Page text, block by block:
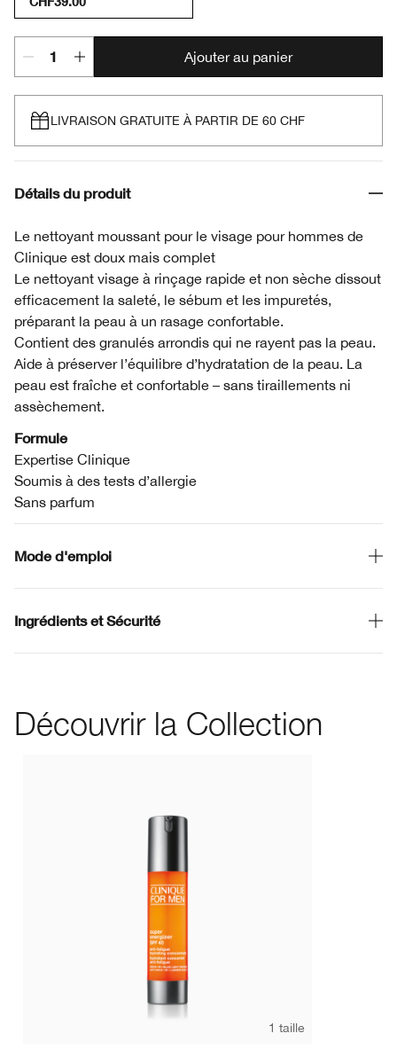
Ajouter au panier
LIVRAISON GRATUITE À PARTIR DE 60 CHF
Détails du produit
Le nettoyant moussant pour le visage pour hommes de
Clinique est doux mais complet
Le nettoyant visage à rinçage rapide et non sèche dissout
efficacement la saleté, le sébum et les impuretés,
préparant la peau à un rasage confortable.
Contient des granulés arrondis qui ne rayent pas la peau.
Aide à préserver l’équilibre d’hydratation de la peau. La
peau est fraîche et confortable – sans tiraillements ni
assèchement.
Formule
Expertise Clinique
Soumis à des tests d’allergie
Sans parfum
Mode d'emploi
Ingrédients et Sécurité
Découvrir la Collection
1 taille